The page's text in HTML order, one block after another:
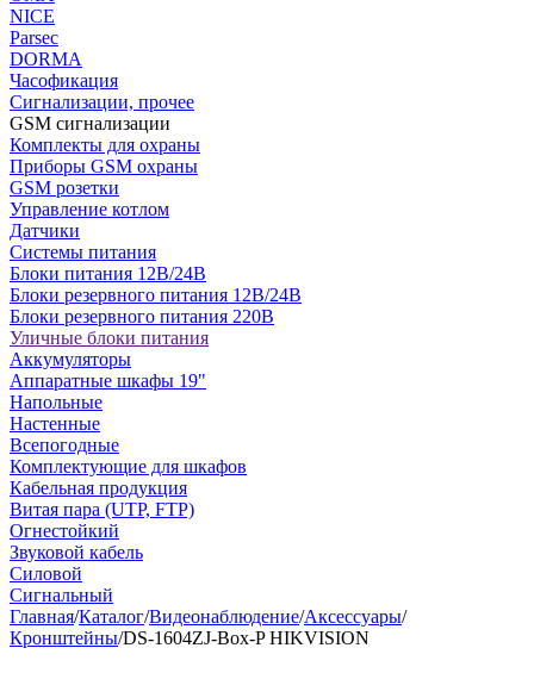
NICE
Parsec
DORMA
Часофикация
Сигнализации, прочее
GSM сигнализации
Комплекты для охраны
Приборы GSM охраны
GSM розетки
Управление котлом
Датчики
Системы питания
Блоки питания 12В/24В
Блоки резервного питания 12В/24В
Блоки резервного питания 220В
Уличные блоки питания
Аккумуляторы
Аппаратные шкафы 19"
Напольные
Настенные
Всепогодные
Комплектующие для шкафов
Кабельная продукция
Витая пара (UTP, FTP)
Огнестойкий
Звуковой кабель
Силовой
Сигнальный
Главная/Каталог/Видеонаблюдение/Аксессуары/
Кронштейны/DS-1604ZJ-Box-P HIKVISION